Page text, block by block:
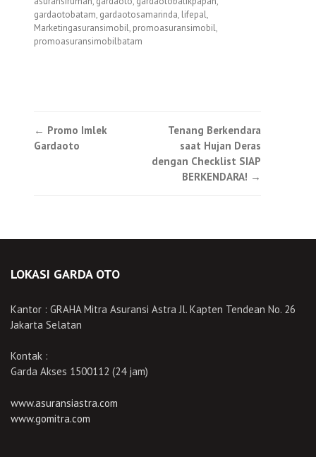
gardaotobatam, gardaotosamarinda, lifepal,
Marketingasuransimobil, promoasuransimobil,
promoasuransimobilbatam
Post
navigation
← Promo Imlek
Gardaoto
Tenang Berkendara
saat Hujan Deras
dengan Checklist SIAP
BERKENDARA! →
LOKASI GARDA OTO
Kantor : GRAHA Mitra Asuransi Astra Jl. Kapten Tendean No. 26
Jakarta Selatan
Kontak :
Garda Akses 1500112 (24 jam)
www.asuransiastra.com
www.gomitra.com